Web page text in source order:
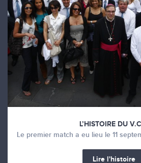
L’HISTOIRE DU
Le premier match a eu lieu le 11
Lire l'histoire